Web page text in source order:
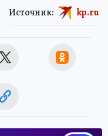
Источник: kp.ru